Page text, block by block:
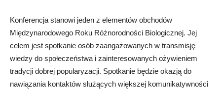
Konferencja stanowi jeden z elementów obchodów
Międzynarodowego Roku Różnorodności Biologicznej. Jej
celem jest spotkanie osób zaangażowanych w transmisję
wiedzy do społeczeństwa i zainteresowanych ożywieniem
tradycji dobrej popularyzacji. Spotkanie będzie okazją do
nawiązania kontaktów służących większej komunikatywności